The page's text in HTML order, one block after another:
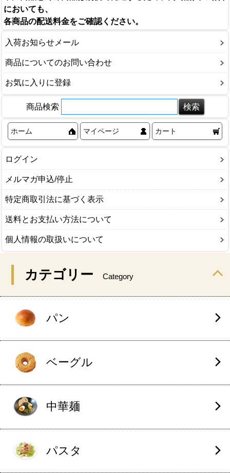
においても、
各商品の配送料金をご確認ください。
入荷お知らせメール
商品についてのお問い合わせ
お気に入りに登録
商品検索
ホーム マイページ カート
ログイン
メルマガ申込/停止
特定商取引法に基づく表示
送料とお支払い方法について
個人情報の取扱いについて
カテゴリー Category
パン
ベーグル
中華麺
パスタ